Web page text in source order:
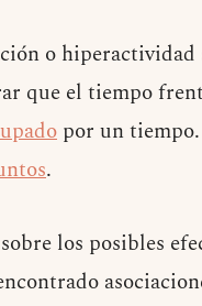
o hiperactividad
que el tiempo
por un
.
sobre los posibles